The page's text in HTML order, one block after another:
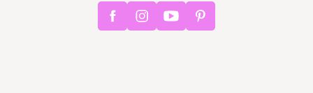
FacebookInstagramYoutube Pinterest